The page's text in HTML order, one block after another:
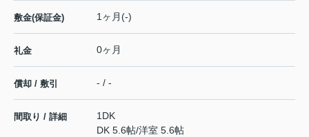
敷金(保証金) 1ヶ月(-)
礼金 0ヶ月
償却 / 敷引 - / -
間取り / 詳細
1DK
DK 5.6帖/洋室 5.6帖